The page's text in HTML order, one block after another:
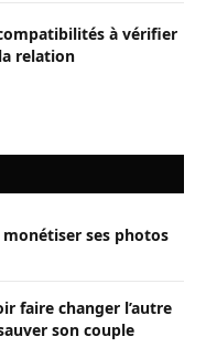
à vérifier
relation
ses photos
faire changer l’autre
son couple